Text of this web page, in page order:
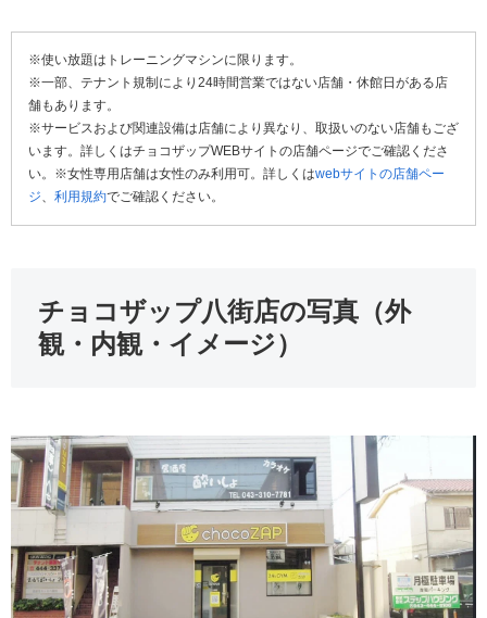
※使い放題はトレーニングマシンに限ります。
※一部、テナント規制により24時間営業ではない店舗・休館日がある店
舗もあります。
※サービスおよび関連設備は店舗により異なり、取扱いのない店舗もござ
います。詳しくはチョコザップWEBサイトの店舗ページでご確認くださ
い。※女性専用店舗は女性のみ利用可。詳しくはwebサイトの店舗ペー
ジ、 利用規約でご確認ください。
チョコザップ八街店の写真（外
観・内観・イメージ）